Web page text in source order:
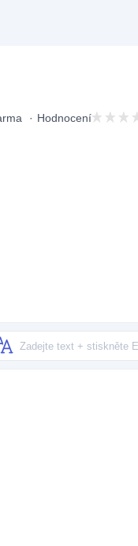
Hodnocení